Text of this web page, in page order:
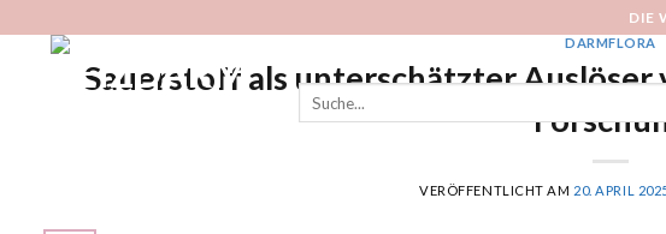
DIE
DARMFLORA
Sauerstoff als unterschätzter Auslöser
VERÖFFENTLICHT AM 20. APRIL